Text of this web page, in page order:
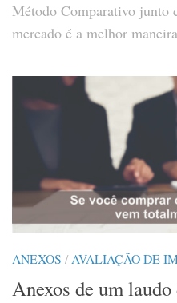
Método Comparativo junto
mercado é a melhor
ANEXOS /AVALIAÇÃO DE
Anexos de um